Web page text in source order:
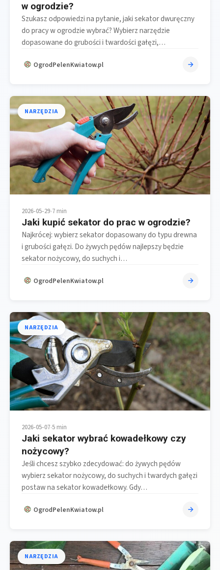
w ogrodzie?
Szukasz odpowiedzi na pytanie, jaki sekator dwuręczny
do pracy w ogrodzie wybrać? Wybierz narzędzie
dopasowane do grubości i twardości gałęzi,…
OgrodPelenKwiatow.pl
NARZĘDZIA
2026-05-29•7 min
Jaki kupić sekator do prac w ogrodzie?
Najkrócej: wybierz sekator dopasowany do typu drewna
i grubości gałęzi. Do żywych pędów najlepszy będzie
sekator nożycowy, do suchych i…
OgrodPelenKwiatow.pl
NARZĘDZIA
2026-05-07•5 min
Jaki sekator wybrać kowadełkowy czy
nożycowy?
Jeśli chcesz szybko zdecydować: do żywych pędów
wybierz sekator nożycowy, do suchych i twardych gałęzi
postaw na sekator kowadełkowy. Gdy…
OgrodPelenKwiatow.pl
NARZĘDZIA